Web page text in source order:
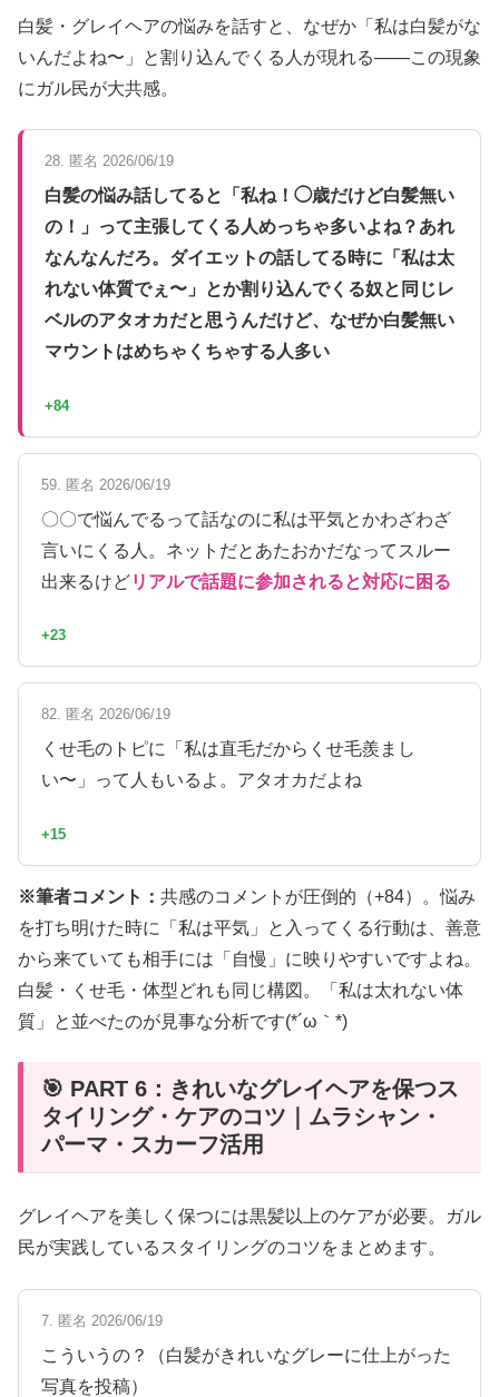
白髪・グレイヘアの悩みを話すと、なぜか「私は白髪がな
いんだよね〜」と割り込んでくる人が現れる——この現象
にガル民が大共感。
28. 匿名 2026/06/19
白髪の悩み話してると「私ね！◯歳だけど白髪無い
の！」って主張してくる人めっちゃ多いよね？あれ
なんなんだろ。ダイエットの話してる時に「私は太
れない体質でぇ〜」とか割り込んでくる奴と同じレ
ベルのアタオカだと思うんだけど、なぜか白髪無い
マウントはめちゃくちゃする人多い
+84
59. 匿名 2026/06/19
〇〇で悩んでるって話なのに私は平気とかわざわざ
言いにくる人。ネットだとあたおかだなってスルー
出来るけどリアルで話題に参加されると対応に困る
+23
82. 匿名 2026/06/19
くせ毛のトピに「私は直毛だからくせ毛羨まし
い〜」って人もいるよ。アタオカだよね
+15
※筆者コメント： 共感のコメントが圧倒的（+84）。悩み
を打ち明けた時に「私は平気」と入ってくる行動は、善意
から来ていても相手には「自慢」に映りやすいですよね。
白髪・くせ毛・体型どれも同じ構図。「私は太れない体
質」と並べたのが見事な分析です(*´ω｀*)
🎯 PART 6：きれいなグレイヘアを保つス
タイリング・ケアのコツ｜ムラシャン・
パーマ・スカーフ活用
グレイヘアを美しく保つには黒髪以上のケアが必要。ガル
民が実践しているスタイリングのコツをまとめます。
7. 匿名 2026/06/19
こういうの？（白髪がきれいなグレーに仕上がった
写真を投稿）